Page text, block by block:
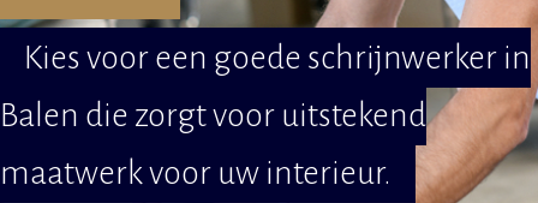
Kies voor een goede schrijnwerker in
Balen die zorgt voor uitstekend
maatwerk voor uw interieur.